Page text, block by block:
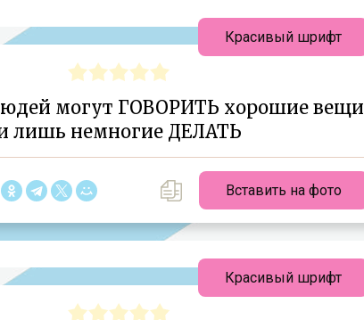
могут ГОВОРИТЬ хорошие вещи
лишь немногие ДЕЛАТЬ
Вставить на фото
Красивый шрифт
Красивый шрифт